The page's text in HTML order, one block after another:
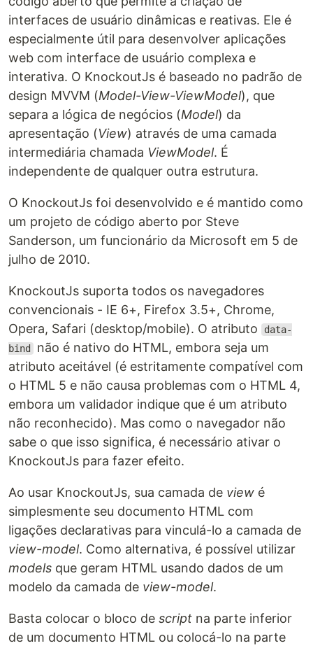
interfaces de usuário dinâmicas e reativas. Ele é
especialmente útil para desenvolver aplicações
web com interface de usuário complexa e
interativa. O KnockoutJs é baseado no padrão de
design MVVM (Model-View-ViewModel), que
separa a lógica de negócios (Model) da
apresentação (View) através de uma camada
intermediária chamada ViewModel. É
independente de qualquer outra estrutura.
O KnockoutJs foi desenvolvido e é mantido como
um projeto de código aberto por Steve
Sanderson, um funcionário da Microsoft em 5 de
julho de 2010.
KnockoutJs suporta todos os navegadores
convencionais - IE 6+, Firefox 3.5+, Chrome,
Opera, Safari (desktop/mobile). O atributo
data-
bind não é nativo do HTML, embora seja um
atributo aceitável (é estritamente compatível com
o HTML 5 e não causa problemas com o HTML 4,
embora um validador indique que é um atributo
não reconhecido). Mas como o navegador não
sabe o que isso significa, é necessário ativar o
KnockoutJs para fazer efeito.
Ao usar KnockoutJs, sua camada de view é
simplesmente seu documento HTML com
ligações declarativas para vinculá-lo a camada de
view-model. Como alternativa, é possível utilizar
models que geram HTML usando dados de um
modelo da camada de view-model.
Basta colocar o bloco de script na parte inferior
de um documento HTML ou colocá-lo na parte